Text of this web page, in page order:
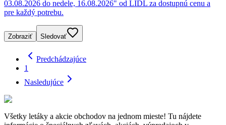
03.08.2026 do nedele, 16.08.2026" od LIDL za dostupnú cenu a
pre každý potrebu.
Zobraziť Sledovať
Predchádzajúce
1
Nasledujúce
Všetky letáky a akcie obchodov na jednom mieste! Tu nájdete